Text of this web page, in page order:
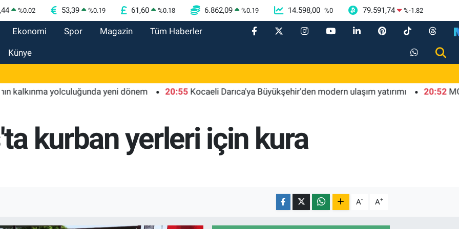
%0.02 53,39 %0.19 61,60 %0.18 6.862,09 %0.19 14.598,00 %0 79.591,74 %-1.82
Ekonomi Spor Magazin Tüm Haberler
Künye
yolculuğunda yeni dönem 20:55 Kocaeli Darıca'ya Büyükşehir'den modern ulaşım yatırımı 20:52
kurban yerleri için kura
A- A+